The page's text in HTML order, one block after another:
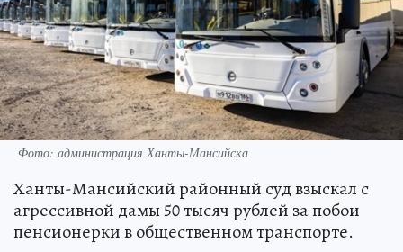
Фото: администрация Ханты-Мансийска
Ханты-Мансийский районный суд взыскал с
агрессивной дамы 50 тысяч рублей за побои
пенсионерки в общественном транспорте.